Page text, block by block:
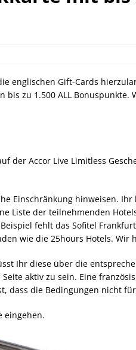
englischen Gift-Cards
zu 1.500 ALL Bonuspunkte.
der Accor Live Limitless
Einschränkung hinweisen.
Liste der teilnehmenden
fehlt das Sofitel
wie die 25hours Hotels.
Ihr diese über die
aktiv zu sein. Eine
dass die Bedingungen nicht
eingehen.